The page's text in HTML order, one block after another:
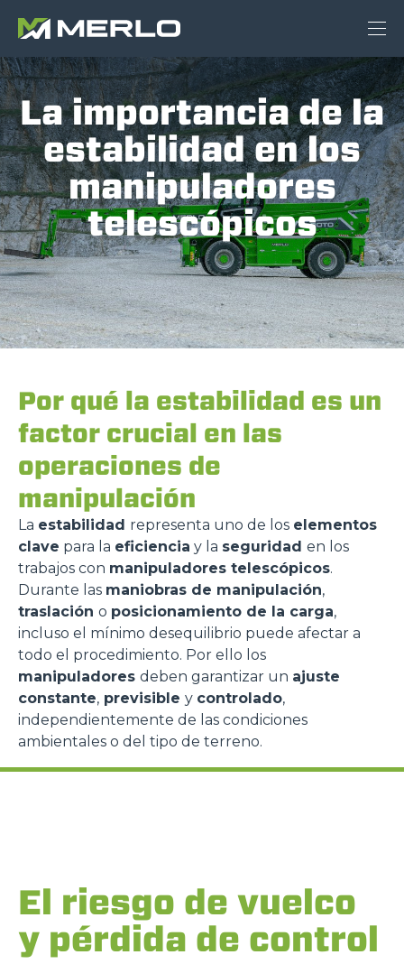
La importancia de la
estabilidad en los
manipuladores
telescópicos
Por qué la estabilidad es un
factor crucial en las
operaciones de
manipulación
La estabilidad representa uno de los elementos
clave para la eficiencia y la seguridad en los
trabajos con manipuladores telescópicos.
Durante las maniobras de manipulación,
traslación o posicionamiento de la carga,
incluso el mínimo desequilibrio puede afectar a
todo el procedimiento. Por ello los
manipuladores deben garantizar un ajuste
constante, previsible y controlado,
independientemente de las condiciones
ambientales o del tipo de terreno.
El riesgo de vuelco
y pérdida de control